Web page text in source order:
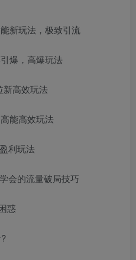
新玩法，极致引流
爆，高爆玩法
新高效玩法
能高效玩法
利玩法
会的流量破局技巧
惑